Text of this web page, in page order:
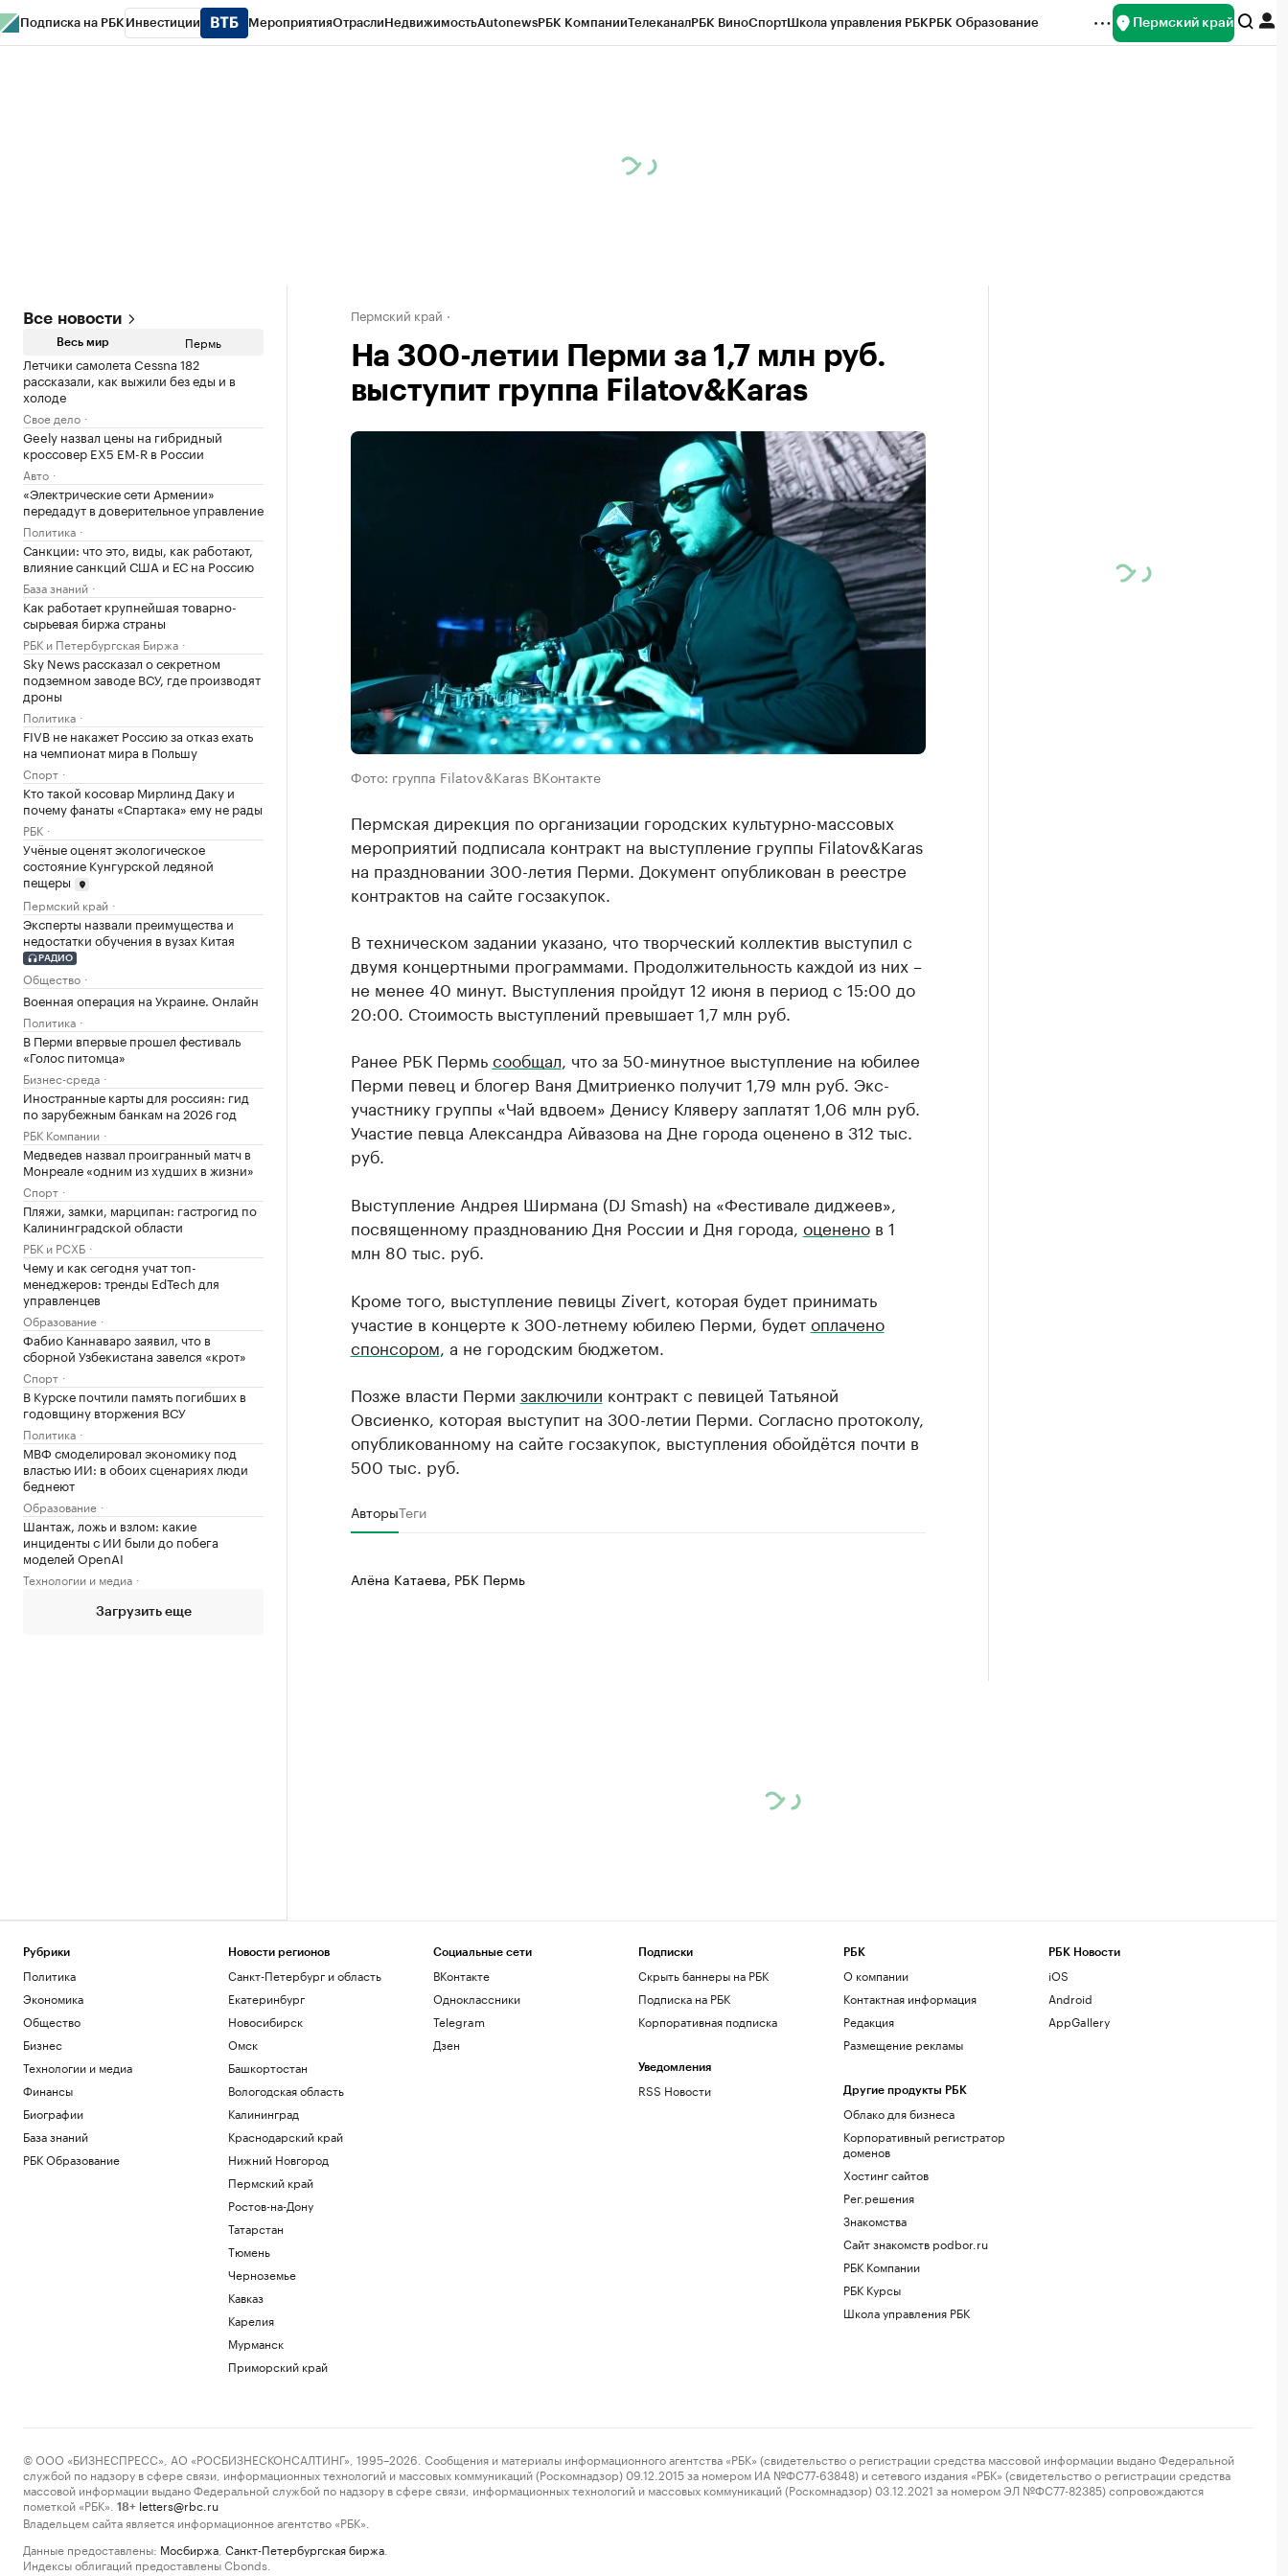
Подписка на РБК Инвестиции МероприятияОтраслиНедвижимостьAutonewsРБК КомпанииТелеканалРБК ВиноСпортШкола управления РБКРБК Образование Пермский край
Все новости
Весь мир Пермь
Летчики самолета Cessna 182
рассказали, как выжили без еды и в
холоде
Свое дело
Geely назвал цены на гибридный
кроссовер EX5 EM-R в России
Авто
«Электрические сети Армении»
передадут в доверительное управление
Политика
Санкции: что это, виды, как работают,
влияние санкций США и ЕС на Россию
База знаний
Как работает крупнейшая товарно-
сырьевая биржа страны
РБК и Петербургская Биржа
Sky News рассказал о секретном
подземном заводе ВСУ, где производят
дроны
Политика
FIVB не накажет Россию за отказ ехать
на чемпионат мира в Польшу
Спорт
Кто такой косовар Мирлинд Даку и
почему фанаты «Спартака» ему не рады
РБК
Учёные оценят экологическое
состояние Кунгурской ледяной
пещеры
Пермский край
Эксперты назвали преимущества и
недостатки обучения в вузах Китая
РАДИО
Общество
Военная операция на Украине. Онлайн
Политика
В Перми впервые прошел фестиваль
«Голос питомца»
Бизнес-среда
Иностранные карты для россиян: гид
по зарубежным банкам на 2026 год
РБК Компании
Медведев назвал проигранный матч в
Монреале «одним из худших в жизни»
Спорт
Пляжи, замки, марципан: гастрогид по
Калининградской области
РБК и РСХБ
Чему и как сегодня учат топ-
менеджеров: тренды EdTech для
управленцев
Образование
Фабио Каннаваро заявил, что в
сборной Узбекистана завелся «крот»
Спорт
В Курске почтили память погибших в
годовщину вторжения ВСУ
Политика
МВФ смоделировал экономику под
властью ИИ: в обоих сценариях люди
беднеют
Образование
Шантаж, ложь и взлом: какие
инциденты с ИИ были до побега
моделей OpenAI
Технологии и медиа
Загрузить еще
Пермский край
На 300-летии Перми за 1,7 млн руб.
выступит группа Filatov&Karas
Фото: группа Filatov&Karas ВКонтакте
Пермская дирекция по организации городских культурно-массовых
мероприятий подписала контракт на выступление группы Filatov&Karas
на праздновании 300-летия Перми. Документ опубликован в реестре
контрактов на сайте госзакупок.
В техническом задании указано, что творческий коллектив выступил с
двумя концертными программами. Продолжительность каждой из них –
не менее 40 минут. Выступления пройдут 12 июня в период с 15:00 до
20:00. Стоимость выступлений превышает 1,7 млн руб.
Ранее РБК Пермьсообщал , что за 50-минутное выступление на юбилее
Перми певец и блогер Ваня Дмитриенко получит 1,79 млн руб. Экс-
участнику группы «Чай вдвоем» Денису Кляверу заплатят 1,06 млн руб.
Участие певца Александра Айвазова на Дне города оценено в 312 тыс.
руб.
Выступление Андрея Ширмана (DJ Smash) на «Фестивале диджеев»,
посвященному празднованию Дня России и Дня города, оцененов 1
млн 80 тыс. руб.
Кроме того, выступление певицы Zivert, которая будет принимать
участие в концерте к 300-летнему юбилею Перми, будетоплачено
спонсором , а не городским бюджетом.
Позже власти Перми заключили контракт с певицей Татьяной
Овсиенко, которая выступит на 300-летии Перми. Согласно протоколу,
опубликованному на сайте госзакупок, выступления обойдётся почти в
500 тыс. руб.
АвторыТеги
Алёна Катаева, РБК Пермь
Рубрики
Политика
Экономика
Общество
Бизнес
Технологии и медиа
Финансы
Биографии
База знаний
РБК Образование
Новости регионов
Санкт-Петербург и область
Екатеринбург
Новосибирск
Омск
Башкортостан
Вологодская область
Калининград
Краснодарский край
Нижний Новгород
Пермский край
Ростов-на-Дону
Татарстан
Тюмень
Черноземье
Кавказ
Карелия
Мурманск
Приморский край
Социальные сети
ВКонтакте
Одноклассники
Telegram
Дзен
Подписки
Скрыть баннеры на РБК
Подписка на РБК
Корпоративная подписка
Уведомления
RSS Новости
РБК
О компании
Контактная информация
Редакция
Размещение рекламы
Другие продукты РБК
Облако для бизнеса
Корпоративный регистратор
доменов
Хостинг сайтов
Рег.решения
Знакомства
Сайт знакомств podbor.ru
РБК Компании
РБК Курсы
Школа управления РБК
РБК Новости
iOS
Android
AppGallery
© ООО «БИЗНЕСПРЕСС», АО «РОСБИЗНЕСКОНСАЛТИНГ», 1995–2026. Сообщения и материалы информационного агентства «РБК» (свидетельство о регистрации средства массовой информации выдано Федеральной
службой по надзору в сфере связи, информационных технологий и массовых коммуникаций (Роскомнадзор) 09.12.2015 за номером ИА №ФС77-63848) и сетевого издания «РБК» (свидетельство о регистрации средства
массовой информации выдано Федеральной службой по надзору в сфере связи, информационных технологий и массовых коммуникаций (Роскомнадзор) 03.12.2021 за номером ЭЛ №ФС77-82385) сопровождаются
пометкой «РБК».
18+ letters@rbc.ru
Владельцем сайта является информационное агентство «РБК».
Данные предоставлены: Мосбиржа Санкт-Петербургская биржа
Индексы облигаций предоставлены Cbonds.